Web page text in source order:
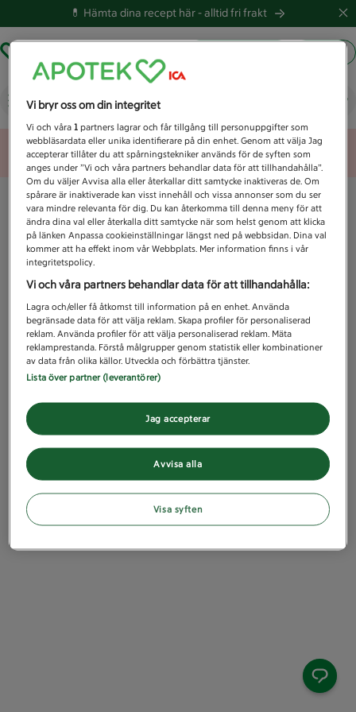
💊 Hämta dina recept här -alltid fri frakt
Vad letar du efter idag?
Unknown error
Vi bryr oss om din integritet
Vi och våra1 partners lagrar och får tillgång till personuppgifter som
webbläsardata eller unika identifierare på din enhet. Genom att välja Jag
accepterar tillåter du att spårningstekniker används för de syften som
anges under ”Vi och våra partners behandlar data för att tillhandahålla”.
Om du väljer Avvisa alla eller återkallar ditt samtycke inaktiveras de. Om
spårare är inaktiverade kan visst innehåll och vissa annonser som du ser
vara mindre relevanta för dig. Du kan återkomma till denna meny för att
ändra dina val eller återkalla ditt samtycke när som helst genom att klicka
på länken Anpassa cookieinställningar längst ned på webbsidan. Dina val
kommer att ha effekt inom vår Webbplats. Mer information finns i vår
integritetspolicy.
Vi och våra partners behandlar data för att tillhandahålla:
Lagra och/eller få åtkomst till information på en enhet. Använda
begränsade data för att välja reklam. Skapa profiler för personaliserad
reklam. Använda profiler för att välja personaliserad reklam. Mäta
reklamprestanda. Förstå målgrupper genom statistik eller kombinationer
av data från olika källor. Utveckla och förbättra tjänster.
Lista över partner (leverantörer)
Avvisa alla
Jag accepterar
Visa syften